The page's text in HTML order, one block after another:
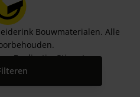
Bouwmaterialen. Alle
Realisatie:Stimmt